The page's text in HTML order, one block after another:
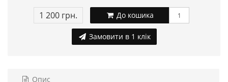
1 200 грн. До кошика
Замовити в 1 клік
Опис